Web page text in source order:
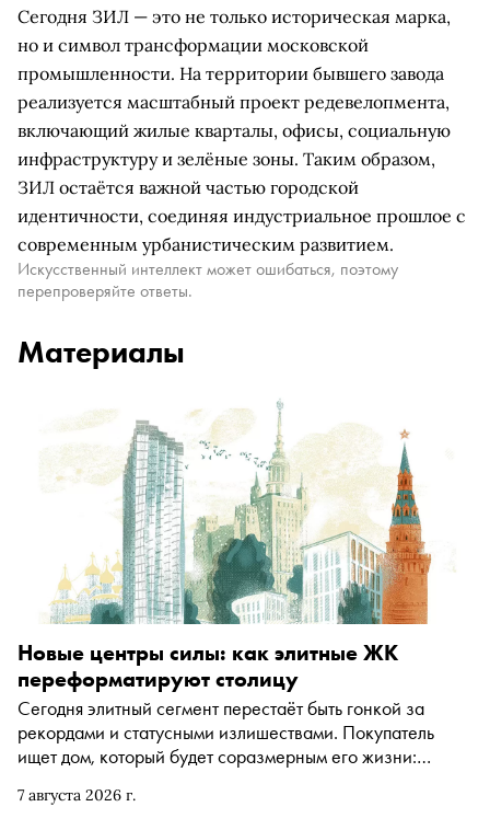
Сегодня ЗИЛ — это не только историческая марка,
но и символ трансформации московской
промышленности. На территории бывшего завода
реализуется масштабный проект редевелопмента,
включающий жилые кварталы, офисы, социальную
инфраструктуру и зелёные зоны. Таким образом,
ЗИЛ остаётся важной частью городской
идентичности, соединяя индустриальное прошлое с
современным урбанистическим развитием.
Искусственный интеллект может ошибаться, поэтому
перепроверяйте ответы.
Материалы
7 августа 2026 г.
Новые центры силы: как элитные ЖК
переформатируют столицу
Сегодня элитный сегмент перестаёт быть гонкой за
рекордами и статусными излишествами. Покупатель
ищет дом, который будет соразмерным его жизни:
объединить под своей крышей несколько поколений.